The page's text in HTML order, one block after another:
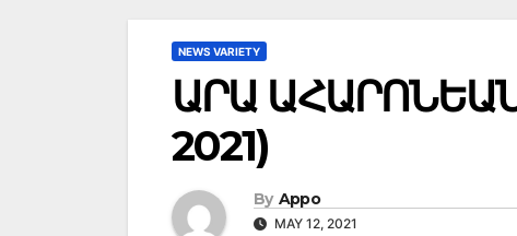
NEWS VARIETY
ԱՐԱ
2021)
By Appo
MAY 12, 2021